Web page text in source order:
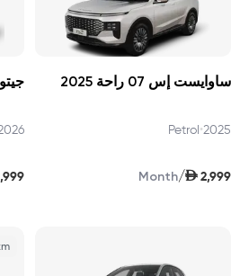
ساوايست إس 07 راحة 2025
2025
•
Petrol
AED 2,999
/
Month